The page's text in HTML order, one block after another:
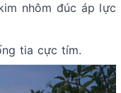
nhôm đúc áp lực
tia cực tím.